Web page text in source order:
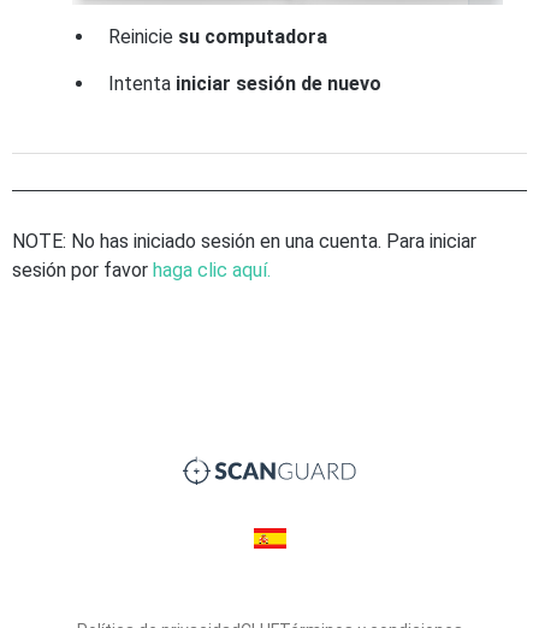
Reinicie su computadora
Intenta iniciar sesión de nuevo
NOTE: No has iniciado sesión en una cuenta. Para iniciar
sesión por favor haga clic aquí.